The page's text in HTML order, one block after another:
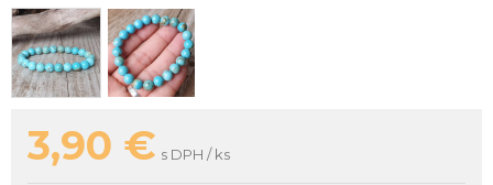
3,90 € s DPH / ks